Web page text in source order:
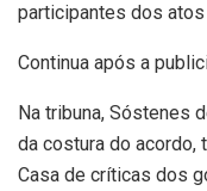
participantes dos
Continua após a
Na tribuna, Sóstenes
da costura do acordo,
Casa de críticas dos